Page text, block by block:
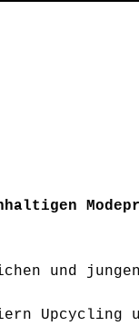
und jungen
Upcycling